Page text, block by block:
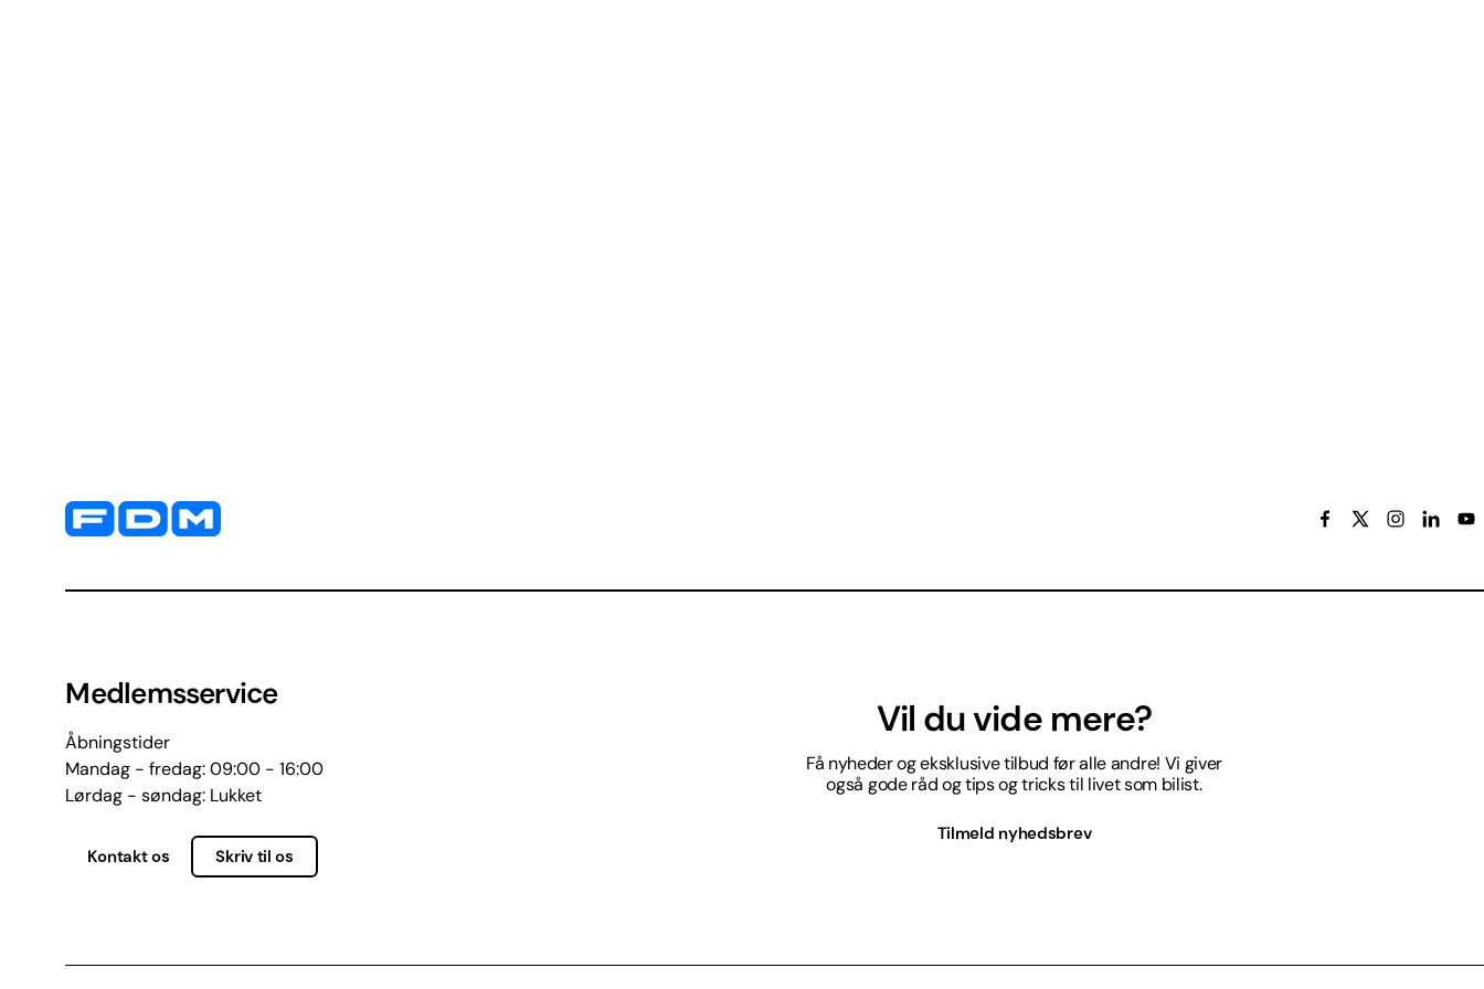
Yderligere information og kontaktoplysninger
Medlemsservice
Åbningstider
Mandag - fredag: 09:00 - 16:00
Lørdag - søndag: Lukket
Kontakt os Skriv til os
Vil du vide mere?
Få nyheder og eksklusive tilbud før alle andre! Vi giver
også gode råd og tips og tricks til livet som bilist.
Tilmeld nyhedsbrev